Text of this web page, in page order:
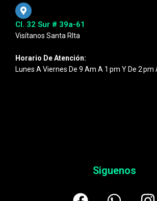
Cl. 32 Sur # 39a-61
Visítanos Santa RIta
Horario De Atención:
Lunes A Viernes De 9 Am A 1 Pm Y De 2 Pm
Siguenos